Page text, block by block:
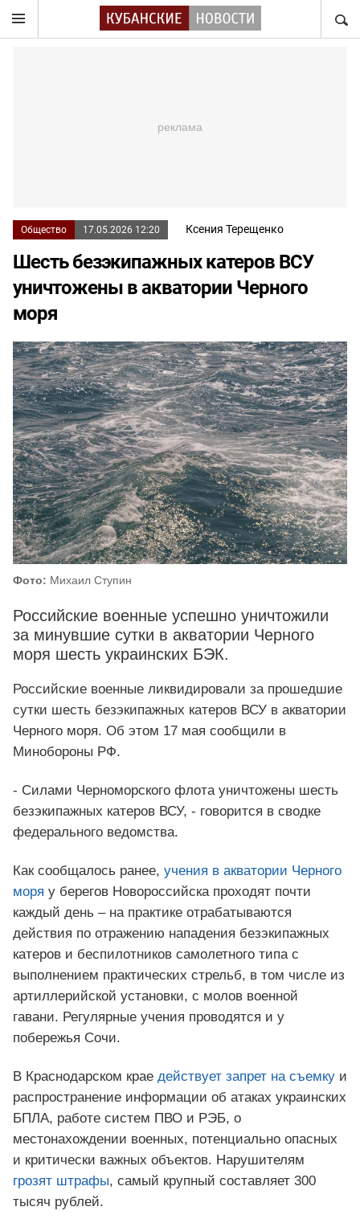
Общество 17.05.2026 12:20 Ксения Терещенко
Шесть безэкипажных катеров ВСУ
уничтожены в акватории Черного
моря
Фото: Михаил Ступин
Российские военные успешно уничтожили
за минувшие сутки в акватории Черного
моря шесть украинских БЭК.
Российские военные ликвидировали за прошедшие
сутки шесть безэкипажных катеров ВСУ в акватории
Черного моря. Об этом 17 мая сообщили в
Минобороны РФ.
- Силами Черноморского флота уничтожены шесть
безэкипажных катеров ВСУ, - говорится в сводке
федерального ведомства.
Как сообщалось ранее, учения в акватории Черного
моря у берегов Новороссийска проходят почти
каждый день – на практике отрабатываются
действия по отражению нападения безэкипажных
катеров и беспилотников самолетного типа с
выполнением практических стрельб, в том числе из
артиллерийской установки, с молов военной
гавани. Регулярные учения проводятся и у
побережья Сочи.
В Краснодарском крае действует запрет на съемку и
распространение информации об атаках украинских
БПЛА, работе систем ПВО и РЭБ, о
местонахождении военных, потенциально опасных
и критически важных объектов. Нарушителям
грозят штрафы, самый крупный составляет 300
тысяч рублей.